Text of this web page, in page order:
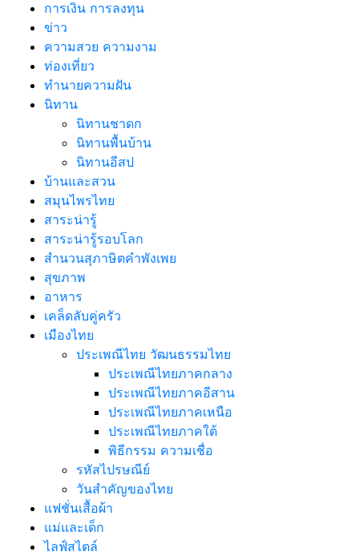
การเงิน การลงทุน
ข่าว
ความสวย ความงาม
ท่องเที่ยว
ทํานายความฝัน
นิทาน
นิทานชาดก
นิทานพื้นบ้าน
นิทานอีสป
บ้านและสวน
สมุนไพรไทย
สาระน่ารู้
สาระน่ารู้รอบโลก
สำนวนสุภาษิตคำพังเพย
สุขภาพ
อาหาร
เคล็ดลับคู่ครัว
เมืองไทย
ประเพณีไทย วัฒนธรรมไทย
ประเพณีไทยภาคกลาง
ประเพณีไทยภาคอีสาน
ประเพณีไทยภาคเหนือ
ประเพณีไทยภาคใต้
พิธีกรรม ความเชื่อ
รหัสไปรษณีย์
วันสำคัญของไทย
แฟชั่นเสื้อผ้า
แม่และเด็ก
ไลฟ์สไตล์